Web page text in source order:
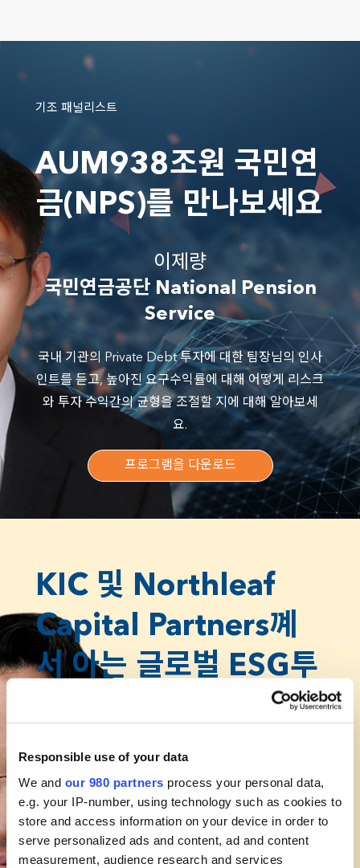
Responsible use of your data
We and our 980 partners process your personal data,
e.g. your IP-number, using technology such as cookies to
store and access information on your device in order to
serve personalized ads and content, ad and content
measurement, audience research and services
Korea Post Savings
Mirae Asset Global Investments
Nuveen
기조 패널리스트
AUM938조원 국민연
금(NPS)를 만나보세요
이제량
국민연금공단 National Pension
Service
국내 기관의 Private Debt 투자에 대한 팀장님의 인사
인트를 듣고, 높아진 요구수익률에 대해 어떻게 리스크
와 투자 수익간의 균형을 조절할 지에 대해 알아보세
요.
프로그램을 다운로드
KIC 및 Northleaf
Capital Partners꼐
서 아는 글로벌 ESG투
최진석
한국투자공사(KIC)
책임투자팀장
11월에서 진행하는 서울포럼에서 한국투자공사의 책